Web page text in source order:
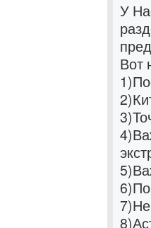
У
Вот
1)
2)
3)
4)
5)
6)
7)
8)